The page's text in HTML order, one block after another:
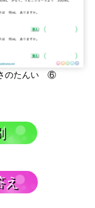
のたんい ⑥
刷
え